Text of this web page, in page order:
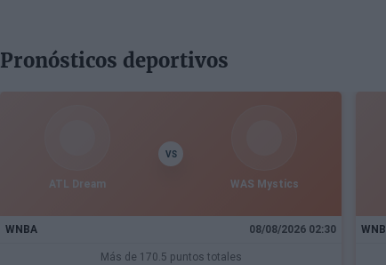
Pronósticos deportivos
ATL Dream
VS
WAS Mystics
WNBA 08/08/2026 02:30
Más de 170.5 puntos totales